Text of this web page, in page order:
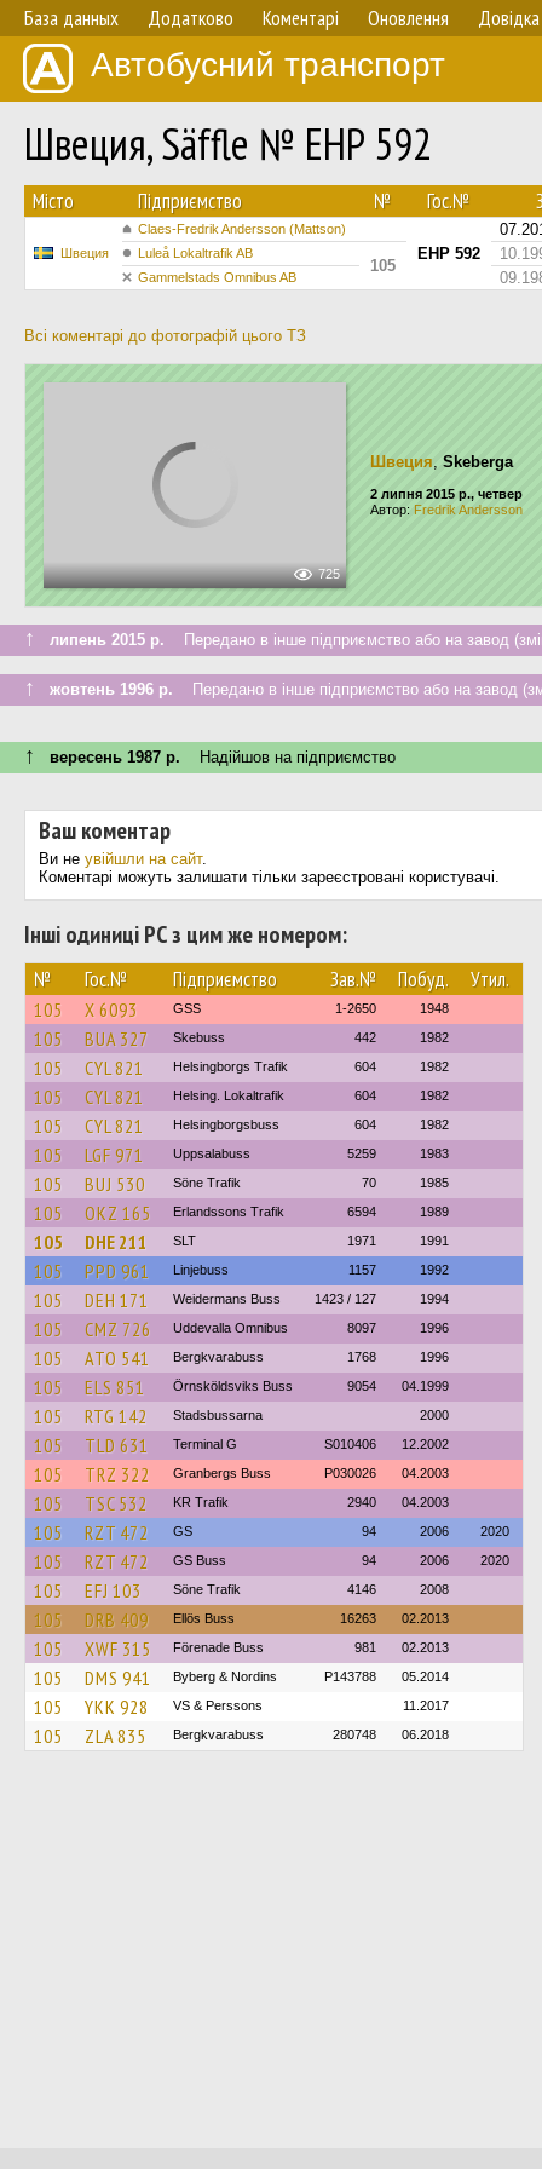
База данных Додатково Коментарі Оновлення Довідка
Автобусний транспорт
Швеция, Säffle № EHP 592
Мiсто Підприємство № Гос.№
Швеция
Claes-Fredrik Andersson (Mattson)
EHP 592
Luleå Lokaltrafik AB
105
Gammelstads Omnibus AB
Всі коментарі до фотографій цього ТЗ
725
Швеция, Skeberga
2 липня 2015 р., четвер
Автор: Fredrik Andersson
↑ липень 2015 р. Передано в інше підприємство або на завод
↑ жовтень 1996 р. Передано в інше підприємство або на завод
↑ вересень 1987 р. Надійшов на підприємство
Ваш коментар
Ви не увійшли на сайт.
Коментарі можуть залишати тільки зареєстровані користувачі.
Інші одиниці РС з цим же номером:
№ Гос.№ Підприємство Зав.№ Побуд. Утил.
105 X 6093 GSS 1-2650 1948
105 BUA 327 Skebuss 442 1982
105 CYL 821 Helsingborgs Trafik 604 1982
105 CYL 821 Helsing. Lokaltrafik 604 1982
105 CYL 821 Helsingborgsbuss 604 1982
105 LGF 971 Uppsalabuss 5259 1983
105 BUJ 530 Söne Trafik 70 1985
105 OKZ 165 Erlandssons Trafik 6594 1989
105 DHE 211 SLT 1971 1991
105 PPD 961 Linjebuss 1157 1992
105 DEH 171 Weidermans Buss 1423 / 127 1994
105 CMZ 726 Uddevalla Omnibus 8097 1996
105 ATO 541 Bergkvarabuss 1768 1996
105 ELS 851 Örnsköldsviks Buss 9054 04.1999
105 RTG 142 Stadsbussarna 2000
105 TLD 631 Terminal G S010406 12.2002
105 TRZ 322 Granbergs Buss P030026 04.2003
105 TSC 532 KR Trafik 2940 04.2003
105 RZT 472 GS 94 2006 2020
105 RZT 472 GS Buss 94 2006 2020
105 EFJ 103 Söne Trafik 4146 2008
105 DRB 409 Ellös Buss 16263 02.2013
105 XWF 315 Förenade Buss 981 02.2013
105 DMS 941 Byberg & Nordins P143788 05.2014
105 YKK 928 VS & Perssons 11.2017
105 ZLA 835 Bergkvarabuss 280748 06.2018